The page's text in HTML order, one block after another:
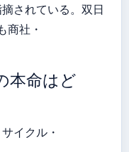
されている。双日
商社・
本命はど
イクル・